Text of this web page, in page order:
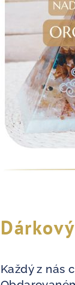
Každý z nás